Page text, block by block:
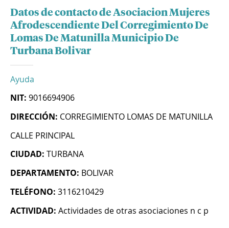
Datos de contacto de Asociacion Mujeres
Afrodescendiente Del Corregimiento De
Lomas De Matunilla Municipio De
Turbana Bolivar
Ayuda
NIT: 9016694906
DIRECCIÓN: CORREGIMIENTO LOMAS DE MATUNILLA
CALLE PRINCIPAL
CIUDAD: TURBANA
DEPARTAMENTO: BOLIVAR
TELÉFONO: 3116210429
ACTIVIDAD: Actividades de otras asociaciones n c p